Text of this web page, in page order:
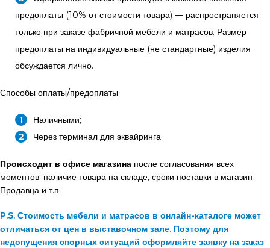
предоплаты (10% от стоимости товара) — распространяется
только при заказе фабричной мебели и матрасов. Размер
предоплаты на индивидуальные (не стандартные) изделия
обсуждается лично.
Способы оплаты/предоплаты:
Наличными;
Через терминал для эквайринга.
Происходит в офисе магазина после согласования всех
моментов: наличие товара на складе, сроки поставки в магазин
Продавца и т.п.
P.S. Стоимость мебели и матрасов в онлайн-каталоге может
отличаться от цен в выставочном зале. Поэтому для
недопущения спорных ситуаций оформляйте заявку на заказ